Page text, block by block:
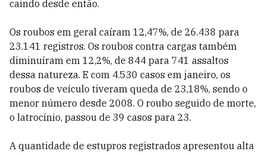
caindo desde então.
Os roubos em geral caíram 12,47%, de 26.438 para
23.141 registros. Os roubos contra cargas também
diminuíram em 12,2%, de 844 para 741 assaltos
dessa natureza. E com 4.530 casos em janeiro, os
roubos de veículo tiveram queda de 23,18%, sendo o
menor número desde 2008. O roubo seguido de morte,
o latrocínio, passou de 39 casos para 23.
A quantidade de estupros registrados apresentou alta